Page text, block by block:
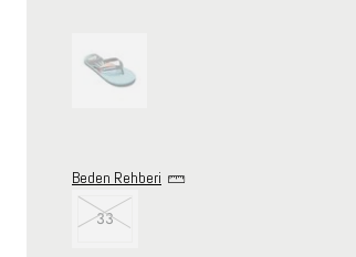
Beden Rehberi
33